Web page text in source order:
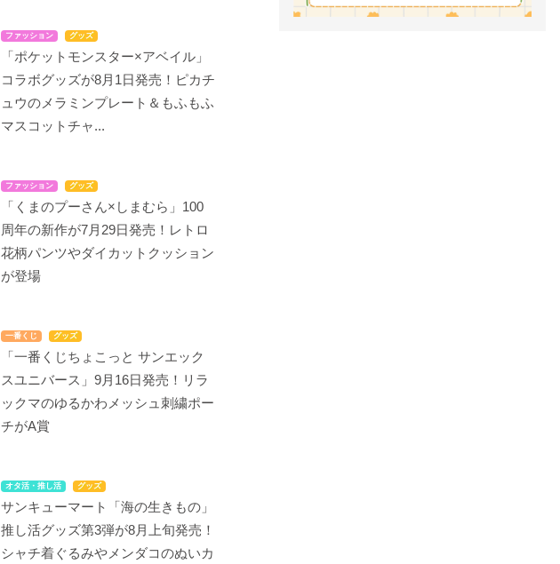
ファッション グッズ
「ポケットモンスター×アベイル」
コラボグッズが8月1日発売！ピカチ
ュウのメラミンプレート＆もふもふ
マスコットチャ...
ファッション グッズ
「くまのプーさん×しまむら」100
周年の新作が7月29日発売！レトロ
花柄パンツやダイカットクッション
が登場
一番くじ グッズ
「一番くじちょこっと サンエック
スユニバース」9月16日発売！リラ
ックマのゆるかわメッシュ刺繍ポー
チがA賞
オタ活・推し活 グッズ
サンキューマート「海の生きもの」
推し活グッズ第3弾が8月上旬発売！
シャチ着ぐるみやメンダコのぬいカ